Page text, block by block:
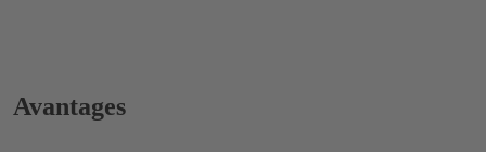
Avantages